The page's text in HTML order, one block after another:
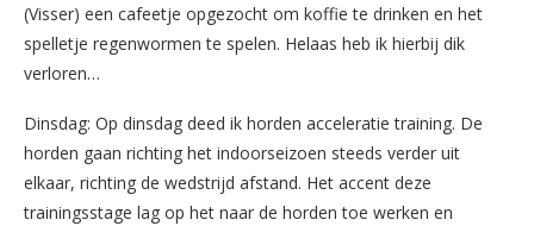
(Visser) een cafeetje opgezocht om koffie te drinken en het
spelletje regenwormen te spelen. Helaas heb ik hierbij dik
verloren…
Dinsdag: Op dinsdag deed ik horden acceleratie training. De
horden gaan richting het indoorseizoen steeds verder uit
elkaar, richting de wedstrijd afstand. Het accent deze
trainingsstage lag op het naar de horden toe werken en